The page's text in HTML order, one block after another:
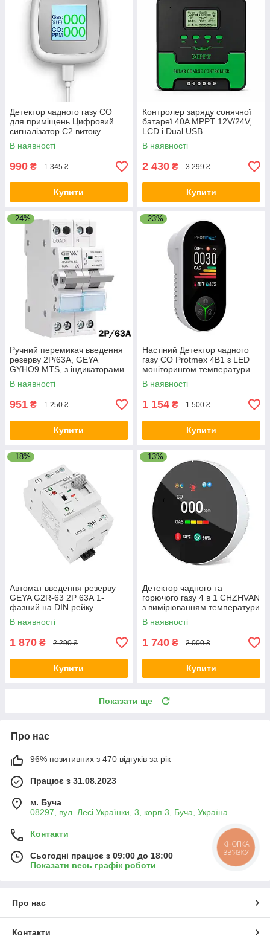
Детектор чадного газу СО
для приміщень Цифровий
сигналізатор C2 витоку
горючих газів
В наявності
990 ₴ 1 345 ₴
Купити
Контролер заряду сонячної
батареї 40A MPPT 12V/24V,
LCD і Dual USB
Автоматичний з дисплеєм
В наявності
2 430 ₴ 3 299 ₴
Купити
–24%
Ручний перемикач введення
резерву 2Р/63A, GEYA
GYHO9 MTS, з індикаторами
В наявності
951 ₴ 1 250 ₴
Купити
–23%
Настіний Детектор чадного
газу CO Protmex 4В1 з LED
моніторингом температури
та вологості
В наявності
1 154 ₴ 1 500 ₴
Купити
–18%
Автомат введення резерву
GEYA G2R-63 2P 63А 1-
фазний на DIN рейку
В наявності
1 870 ₴ 2 290 ₴
Купити
–13%
Детектор чадного та
горючого газу 4 в 1 CHZHVAN
з вимірюванням температури
й вологості Комбінований для
безпеки будинку
В наявності
1 740 ₴ 2 000 ₴
Купити
Показати ще
Про нас
96% позитивних з 470 відгуків за рік
Працює з 31.08.2023
м. Буча
08297, вул. Лесі Українки, 3, корп.3, Буча, Україна
Контакти
Сьогодні працює з 09:00 до 18:00
Показати весь графік роботи
Про нас
Контакти
КНОПКА
ЗВ'ЯЗКУ